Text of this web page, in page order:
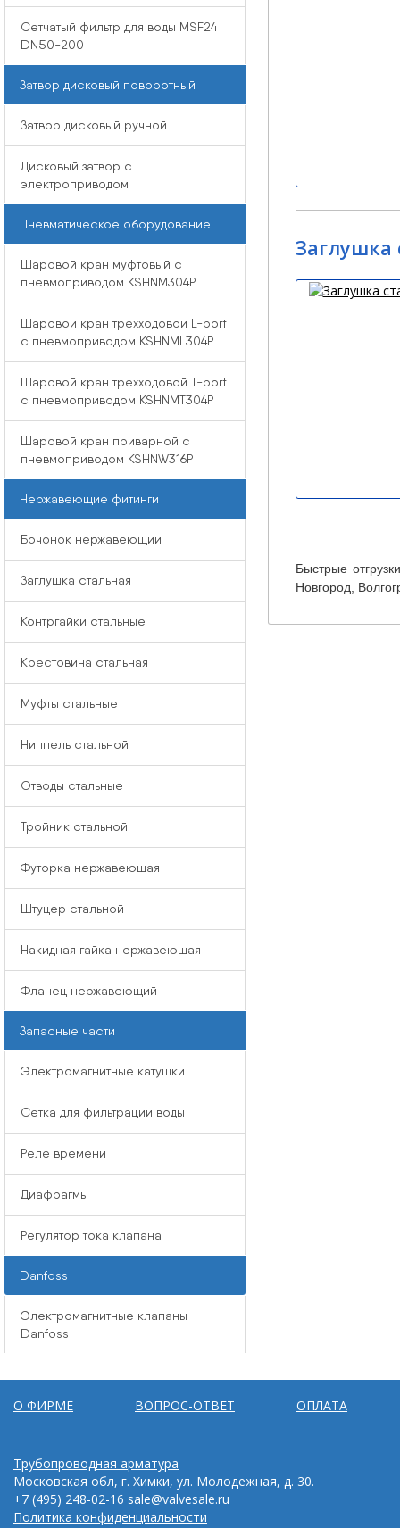
Заглушка
Быстрые
Новгород,
Сетчатый фильтр для воды MSF24
DN50-200
Затвор дисковый поворотный
Затвор дисковый ручной
Дисковый затвор с
электроприводом
Пневматическое оборудование
Шаровой кран муфтовый с
пневмоприводом KSHNM304P
Шаровой кран трехходовой L-port
с пневмоприводом KSHNML304P
Шаровой кран трехходовой T-port
с пневмоприводом KSHNMT304P
Шаровой кран приварной с
пневмоприводом KSHNW316P
Нержавеющие фитинги
Бочонок нержавеющий
Заглушка стальная
Контргайки стальные
Крестовина стальная
Муфты стальные
Ниппель стальной
Отводы стальные
Тройник стальной
Футорка нержавеющая
Штуцер стальной
Накидная гайка нержавеющая
Фланец нержавеющий
Запасные части
Электромагнитные катушки
Сетка для фильтрации воды
Реле времени
Диафрагмы
Регулятор тока клапана
Danfoss
Электромагнитные клапаны
Danfoss
О ФИРМЕ ВОПРОС-ОТВЕТ ОПЛАТА
Трубопроводная арматура
Московская обл, г. Химки, ул. Молодежная, д. 30.
+7 (495) 248-02-16 sale@valvesale.ru
Политика конфиденциальности